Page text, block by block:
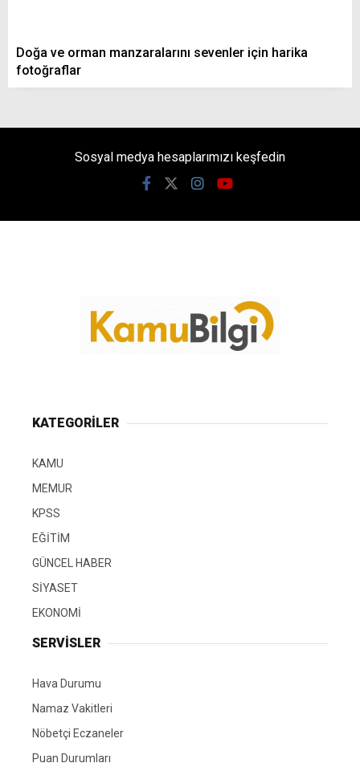
Doğa ve orman manzaralarını sevenler için harika
fotoğraflar
Sosyal medya hesaplarımızı keşfedin
KATEGORİLER
KAMU
MEMUR
KPSS
EĞİTİM
GÜNCEL HABER
SİYASET
EKONOMİ
SERVİSLER
Hava Durumu
Namaz Vakitleri
Nöbetçi Eczaneler
Puan Durumları